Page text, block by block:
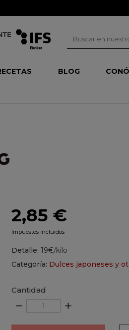
BLOG
2,85 €
Impuestos incluidos
Detalle: 19€/kilo
Categoría: Dulces japoneses y
Cantidad
remove add